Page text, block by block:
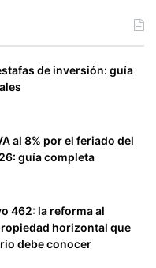
de inversión: guía
al 8% por el feriado del
guía completa
462: la reforma al
horizontal que
debe conocer